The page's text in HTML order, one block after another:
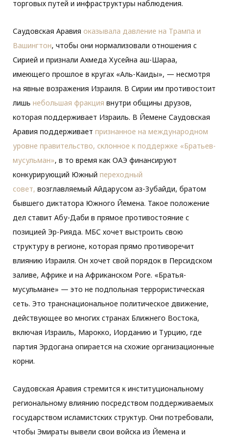
торговых путей и инфраструктуры наблюдения.
Саудовская Аравия оказывала давление на Трампа и
Вашингтон, чтобы они нормализовали отношения с
Сирией и признали Ахмеда Хусейна аш-Шараа,
имеющего прошлое в кругах «Аль-Каиды», — несмотря
на явные возражения Израиля. В Сирии им противостоит
лишь небольшая фракция внутри общины друзов,
которая поддерживает Израиль. В Йемене Саудовская
Аравия поддерживает признанное на международном
уровне правительство, склонное к поддержке «Братьев-
мусульман», в то время как ОАЭ финансируют
конкурирующий Южный переходный
совет, возглавляемый Айдарусом аз-Зубайди, братом
бывшего диктатора Южного Йемена. Такое положение
дел ставит Абу-Даби в прямое противостояние с
позицией Эр-Рияда. МБС хочет выстроить свою
структуру в регионе, которая прямо противоречит
влиянию Израиля. Он хочет свой порядок в Персидском
заливе, Африке и на Африканском Роге. «Братья-
мусульмане» — это не подпольная террористическая
сеть. Это транснациональное политическое движение,
действующее во многих странах Ближнего Востока,
включая Израиль, Марокко, Иорданию и Турцию, где
партия Эрдогана опирается на схожие организационные
корни.
Саудовская Аравия стремится к институциональному
региональному влиянию посредством поддерживаемых
государством исламистских структур. Они потребовали,
чтобы Эмираты вывели свои войска из Йемена и